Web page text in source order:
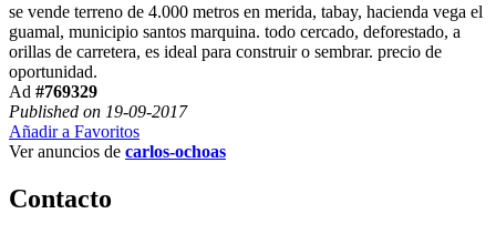
se vende terreno de 4.000 metros en merida, tabay, hacienda vega el
guamal, municipio santos marquina. todo cercado, deforestado, a
orillas de carretera, es ideal para construir o sembrar. precio de
oportunidad.
Ad #769329
Published on 19-09-2017
Añadir a Favoritos
Ver anuncios de carlos-ochoas
Contacto